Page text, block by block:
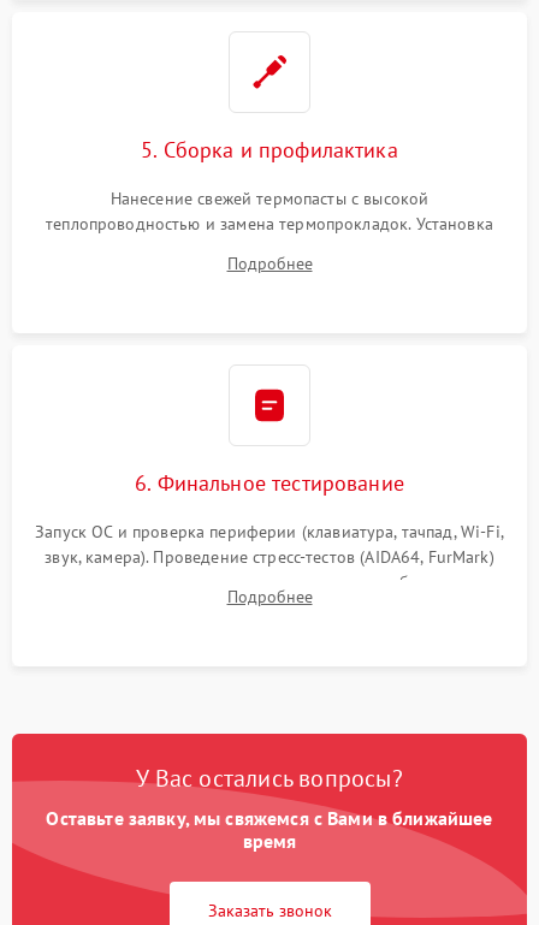
5. Сборка и профилактика
Нанесение свежей термопасты с высокой
теплопроводностью и замена термопрокладок. Установка
шлейфов, модулей памяти и накопителей. Предварительная
Подробнее
6. Финальное тестирование
Запуск ОС и проверка периферии (клавиатура, тачпад, Wi-Fi,
звук, камера). Проведение стресс-тестов (AIDA64, FurMark)
для контроля температурного режима и стабильности
системы под пиковой нагрузкой.
Подробнее
У Вас остались вопросы?
Оставьте заявку, мы свяжемся с Вами в ближайшее
время
Заказать звонок